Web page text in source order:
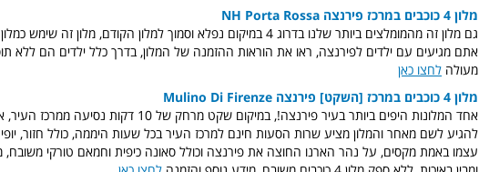
מלון 4 כוכבים במרכז פירנצה
NH Porta Rossa
אתם מגיעים עם ילדים לפירנצה, ראו את הוראות ההזמנה של המלון, בדרך כלל ילדים הם ללא
מעולה לחצו כאן
מלון 4 כוכבים במרכז [השקט] פירנצה
Mulino Di Firenze
אחד המלונות היפים ביותר בעיר פירנצה!, במיקום שקט מרחק של
להגיע לשם מאחר והמלון מציע שרות הסעות חינם למרכז העיר בכל שעות היממה, כולל חזור,
עצמו באמת מקסים, על נהר הארנו החוצה את פירנצה וכולל סאונה כיפית וחמאם טורקי משובח,